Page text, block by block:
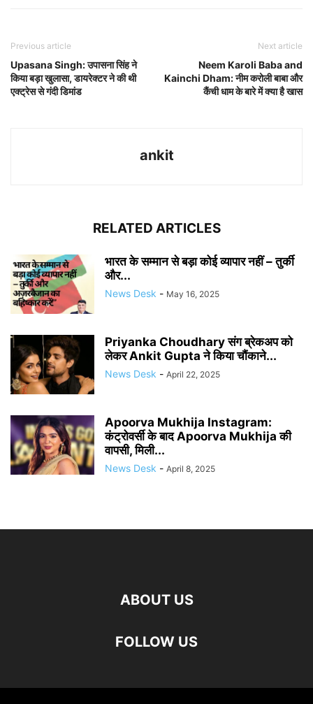
Previous article
Upasana Singh: उपासना सिंह ने
किया बड़ा खुलासा, डायरेक्टर ने की थी
एक्ट्रेस से गंदी डिमांड
Next article
Neem Karoli Baba and
Kainchi Dham: नीम करोली बाबा और
कैंची धाम के बारे में क्या है खास
ankit
RELATED ARTICLES
भारत के सम्मान से बड़ा कोई व्यापार नहीं – तुर्की
और...
News Desk - May 16, 2025
Priyanka Choudhary संग ब्रेकअप को
लेकर Ankit Gupta ने किया चौंकाने...
News Desk - April 22, 2025
Apoorva Mukhija Instagram:
कंट्रोवर्सी के बाद Apoorva Mukhija की
वापसी, मिली...
News Desk - April 8, 2025
ABOUT US
FOLLOW US